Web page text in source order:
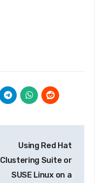
Using Red Hat
Clustering Suite or
SUSE Linux on a